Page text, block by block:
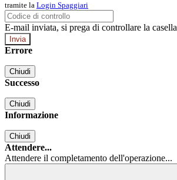
tramite la Login Spaggiari
E-mail inviata, si prega di controllare la
Errore
Chiudi
Successo
Chiudi
Informazione
Chiudi
Attendere...
Attendere il completamento dell'operazione...